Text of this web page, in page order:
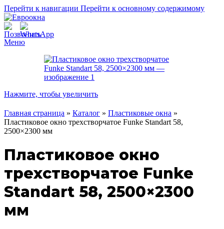
Перейти к навигации Перейти к основному содержимому
Меню
Нажмите, чтобы увеличить
Главная страница » Каталог » Пластиковые окна »
Пластиковое окно трехстворчатое Funke Standart 58,
2500×2300 мм
Пластиковое окно
трехстворчатое Funke
Standart 58, 2500×2300
мм